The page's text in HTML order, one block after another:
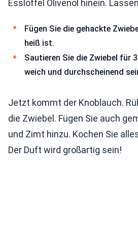
Esslöffel Olivenöl hinein.
Fügen Sie die gehackte
heiß ist.
Sautieren Sie die Zwiebel für
weich und durchscheinend
Jetzt kommt der Knoblauch.
die Zwiebel. Fügen Sie auch
und Zimt hinzu. Kochen Sie
Der Duft wird großartig sein!